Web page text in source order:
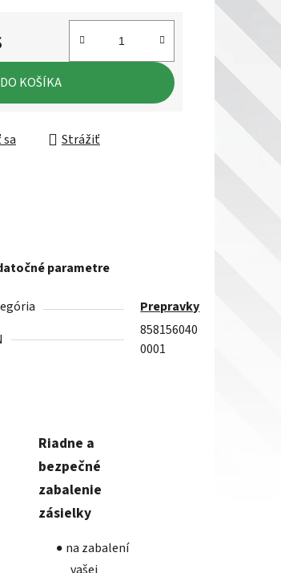
DO KOŠÍKA
Strážiť
parametre
Prepravky
858156040
0001
Riadne a
bezpečné
zabalenie
zásielky
na zabalení